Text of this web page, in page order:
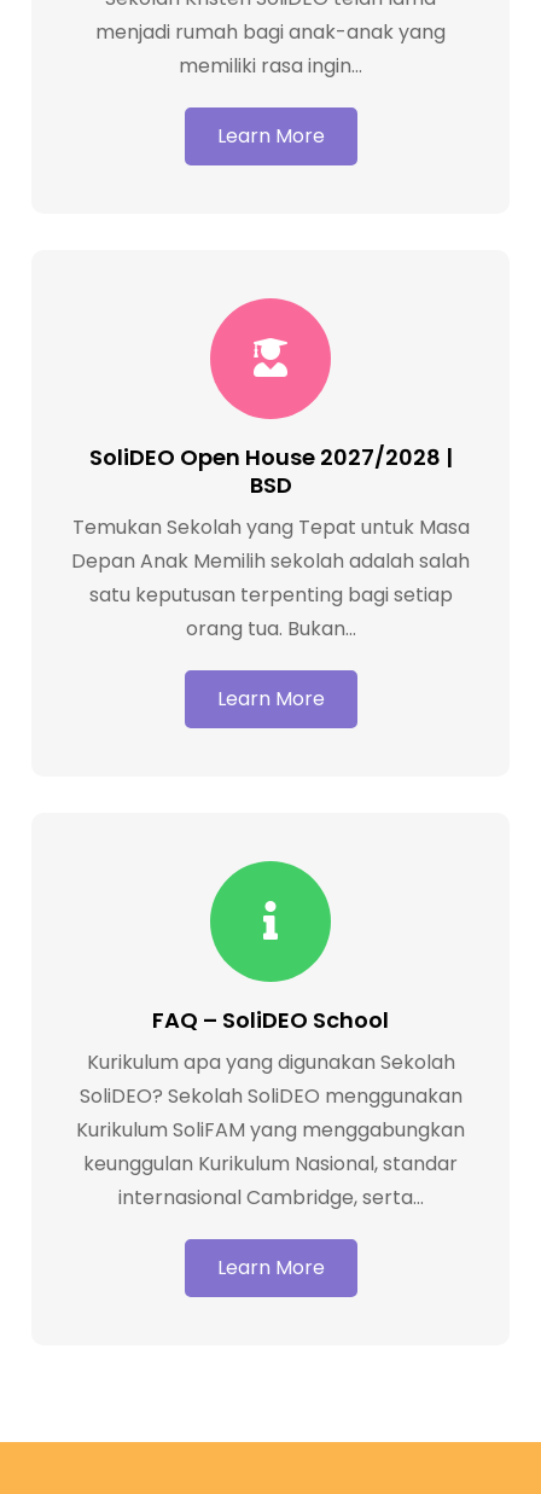
SoliDEO hadir untuk menolong setiap
anak bertumbuh…
SoliDEO Christian School
The quality of a country is depended on
the quality of its human resources.
been dedicating its focus to prepare
the next generations through holistic
menjadi rumah bagi anak-anak yang
memiliki rasa ingin…
Learn More
SoliDEO Open House 2027/2028 |
BSD
Temukan Sekolah yang Tepat untuk Masa
Depan Anak Memilih sekolah adalah salah
satu keputusan terpenting bagi setiap
orang tua. Bukan…
Learn More
FAQ – SoliDEO School
Kurikulum apa yang digunakan Sekolah
SoliDEO? Sekolah SoliDEO menggunakan
Kurikulum SoliFAM yang menggabungkan
keunggulan Kurikulum Nasional, standar
internasional Cambridge, serta…
Learn More